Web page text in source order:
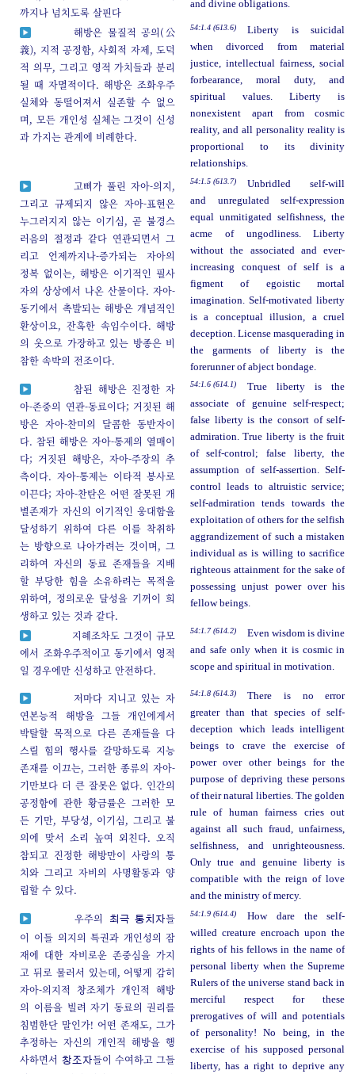
까지나 넘치도록 살핀다
and divine obligations.
해방은 물질적 공의(公
義), 지적 공정함, 사회적 자제, 도덕
적 의무, 그리고 영적 가치들과 분리
될 때 자멸적이다. 해방은 조화우주
실체와 동떨어져서 실존할 수 없으
며, 모든 개인성 실체는 그것이 신성
과 가지는 관계에 비례한다.
54:1.4 (613.6)
Liberty is suicidal
when divorced from material
justice, intellectual fairness, social
forbearance, moral duty, and
spiritual values. Liberty is
nonexistent apart from cosmic
reality, and all personality reality is
proportional to its divinity
relationships.
고삐가 풀린 자아-의지,
그리고 규제되지 않은 자아-표현은
누그러지지 않는 이기심, 곧 불경스
러음의 절정과 같다 연관되면서 그
리고 언제까지나-증가되는 자아의
정복 없이는, 해방은 이기적인 필사
자의 상상에서 나온 산물이다. 자아-
동기에서 촉발되는 해방은 개념적인
환상이요, 잔혹한 속임수이다. 해방
의 옷으로 가장하고 있는 방종은 비
참한 속박의 전조이다.
54:1.5 (613.7)
Unbridled self-will
and unregulated self-expression
equal unmitigated selfishness, the
acme of ungodliness. Liberty
without the associated and ever-
increasing conquest of self is a
figment of egoistic mortal
imagination. Self-motivated liberty
is a conceptual illusion, a cruel
deception. License masquerading in
the garments of liberty is the
forerunner of abject bondage.
참된 해방은 진정한 자
아-존중의 연관-동료이다; 거짓된 해
방은 자아-찬미의 달콤한 동반자이
다. 참된 해방은 자아-통제의 열매이
다; 거짓된 해방은, 자아-주장의 추
측이다. 자아-통제는 이타적 봉사로
이끈다; 자아-찬탄은 어떤 잘못된 개
별존재가 자신의 이기적인 웅대함을
달성하기 위하여 다른 이를 착취하
는 방향으로 나아가려는 것이며, 그
리하여 자신의 동료 존재들을 지배
할 부당한 힘을 소유하려는 목적을
위하여, 정의로운 달성을 기꺼이 희
생하고 있는 것과 같다.
54:1.6 (614.1)
True liberty is the
associate of genuine self-respect;
false liberty is the consort of self-
admiration. True liberty is the fruit
of self-control; false liberty, the
assumption of self-assertion. Self-
control leads to altruistic service;
self-admiration tends towards the
exploitation of others for the selfish
aggrandizement of such a mistaken
individual as is willing to sacrifice
righteous attainment for the sake of
possessing unjust power over his
fellow beings.
지혜조차도 그것이 규모
에서 조화우주적이고 동기에서 영적
일 경우에만 신성하고 안전하다.
54:1.7 (614.2)
Even wisdom is divine
and safe only when it is cosmic in
scope and spiritual in motivation.
저마다 지니고 있는 자
연본능적 해방을 그들 개인에게서
박탈할 목적으로 다른 존재들을 다
스릴 힘의 행사를 갈망하도록 지능
존재를 이끄는, 그러한 종류의 자아-
기만보다 더 큰 잘못은 없다. 인간의
공정함에 관한 황금률은 그러한 모
든 기만, 부당성, 이기심, 그리고 불
의에 맞서 소리 높여 외친다. 오직
참되고 진정한 해방만이 사랑의 통
치와 그리고 자비의 사명활동과 양
립할 수 있다.
54:1.8 (614.3)
There is no error
greater than that species of self-
deception which leads intelligent
beings to crave the exercise of
power over other beings for the
purpose of depriving these persons
of their natural liberties. The golden
rule of human fairness cries out
against all such fraud, unfairness,
selfishness, and unrighteousness.
Only true and genuine liberty is
compatible with the reign of love
and the ministry of mercy.
우주의 최극 통치자들
이 이들 의지의 특권과 개인성의 잠
재에 대한 자비로운 존중심을 가지
고 뒤로 물러서 있는데, 어떻게 감히
자아-의지적 창조체가 개인적 해방
의 이름을 빌려 자기 동료의 권리를
침범한단 말인가! 어떤 존재도, 그가
추정하는 자신의 개인적 해방을 행
사하면서 창조자들이 수여하고 그들
54:1.9 (614.4)
How dare the self-
willed creature encroach upon the
rights of his fellows in the name of
personal liberty when the Supreme
Rulers of the universe stand back in
merciful respect for these
prerogatives of will and potentials
of personality! No being, in the
exercise of his supposed personal
liberty, has a right to deprive any